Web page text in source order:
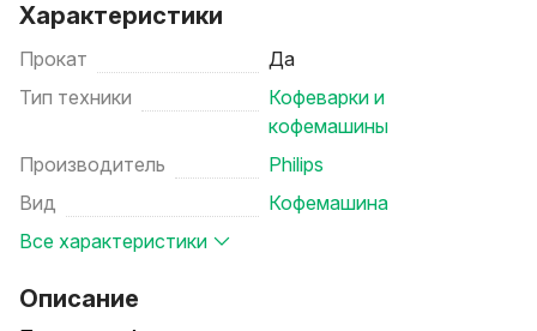
Характеристики
Прокат
Да
Тип техники
Кофеварки и
кофемашины
Производитель
Philips
Вид
Кофемашина
Все характеристики
Описание